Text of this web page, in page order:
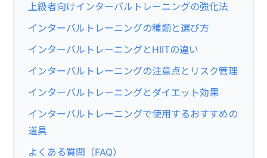
上級者向けインターバルトレーニングの強化法
インターバルトレーニングの種類と選び方
インターバルトレーニングとHIITの違い
インターバルトレーニングの注意点とリスク管理
インターバルトレーニングとダイエット効果
インターバルトレーニングで使用するおすすめの
道具
よくある質問（FAQ）